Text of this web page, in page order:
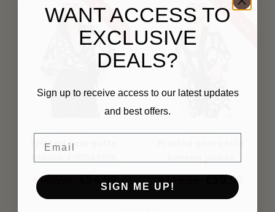
SALE -50%
GAUDI
Printed georgette
€109,99 €54,99
SALE -50%
GAUDI
Black/White
€119,99 €59,99
WANT ACCESS TO
EXCLUSIVE
DEALS?
Sign up to receive access to our latest updates
and best offers.
Email
SIGN ME UP!